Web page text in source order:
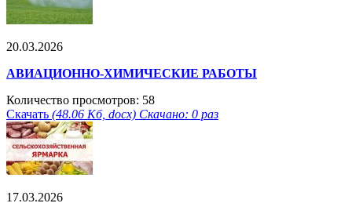
20.03.2026
АВИАЦИОННО-ХИМИЧЕСКИЕ РАБОТЫ
Количество просмотров: 58
Скачать (48.06 Кб, docx) Скачано: 0 раз
17.03.2026